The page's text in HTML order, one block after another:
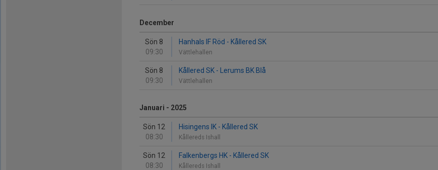
December
Sön 8
09:30
Hanhals IF Röd - Kållered SK
Vättlehallen
Sön 8
09:30
Kållered SK - Lerums BK Blå
Vättlehallen
Januari - 2025
Sön 12
08:30
Hisingens IK - Kållered SK
Kållereds Ishall
Sön 12
08:30
Falkenbergs HK - Kållered SK
Kållereds Ishall